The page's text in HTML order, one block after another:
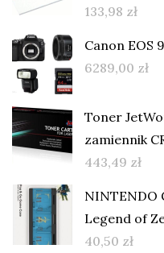
133,98 zł
Canon EOS
6289,00 zł
Toner
zamiennik
443,49 zł
NINTENDO
Legend of
40,50 zł